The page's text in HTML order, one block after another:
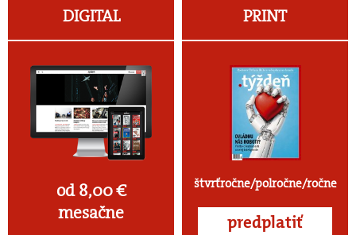
DIGITAL
od 8,00 €
mesačne
PRINT
štvrťročne/polročne/ročne
predplatiť